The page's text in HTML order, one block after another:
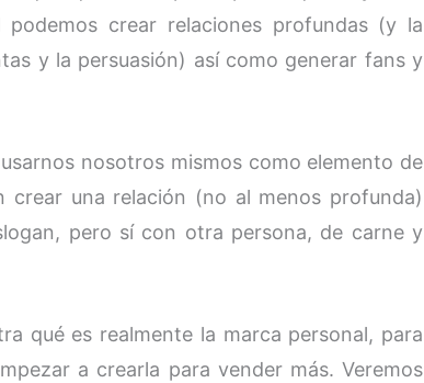
crear relaciones profundas (y la
y la persuasión) así como generar fans y
nosotros mismos como elemento de
crear una relación (no al menos profunda)
pero sí con otra persona, de carne y
qué es realmente la marca personal, para
a crearla para vender más. Veremos